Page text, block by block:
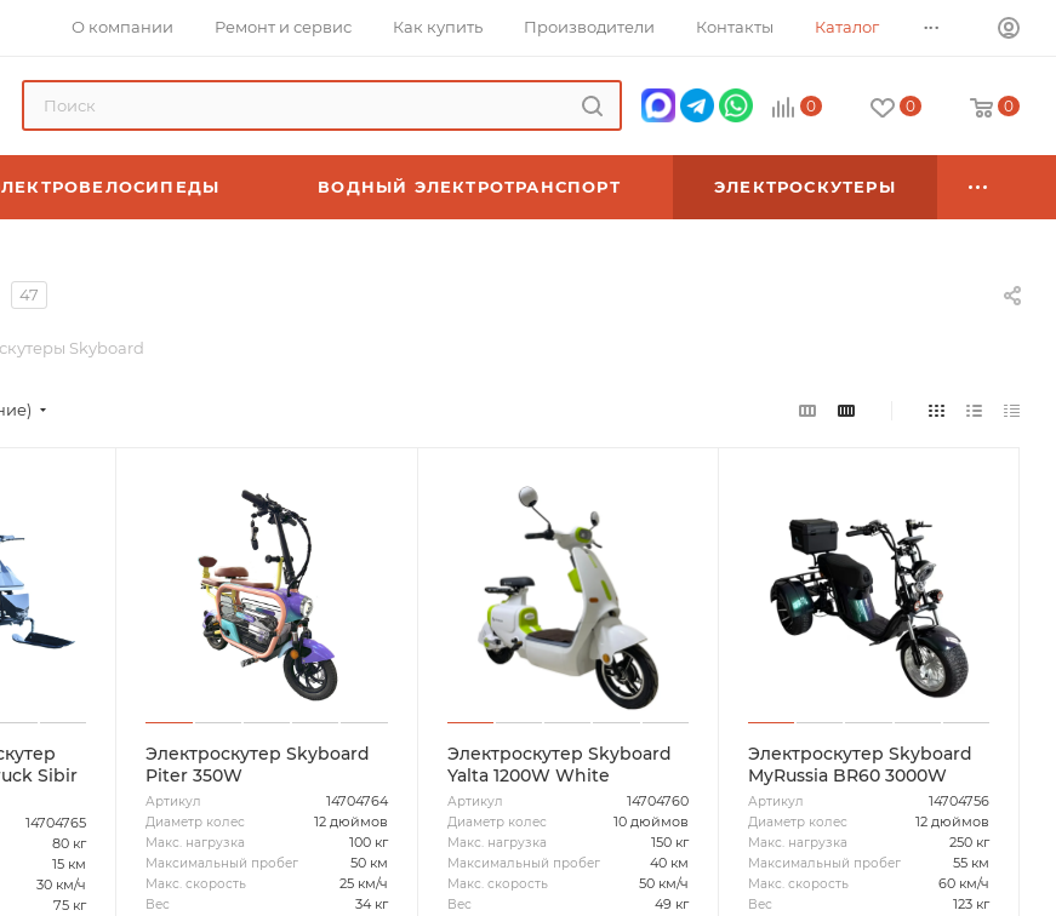
О компании Ремонт и сервис Как купить Производители Контакты Каталог ...
0 0 0
ВОДНЫЙ ЭЛЕКТРОТРАНСПОРТ ЭЛЕКТРОСКУТЕРЫ
47
Skyboard
Sibir
14704765
80 кг
15 км
30 км/ч
75 кг
Электроскутер Skyboard
Piter 350W
Артикул 14704764
Диаметр колес 12 дюймов
Макс. нагрузка 100 кг
Максимальный пробег 50 км
Макс. скорость 25 км/ч
Вес 34 кг
Электроскутер Skyboard
Yalta 1200W White
Артикул 14704760
Диаметр колес 10 дюймов
Макс. нагрузка 150 кг
Максимальный пробег 40 км
Макс. скорость 50 км/ч
Вес 49 кг
Электроскутер Skyboard
MyRussia BR60 3000W
Артикул 14704756
Диаметр колес 12 дюймов
Макс. нагрузка 250 кг
Максимальный пробег 55 км
Макс. скорость 60 км/ч
Вес 123 кг